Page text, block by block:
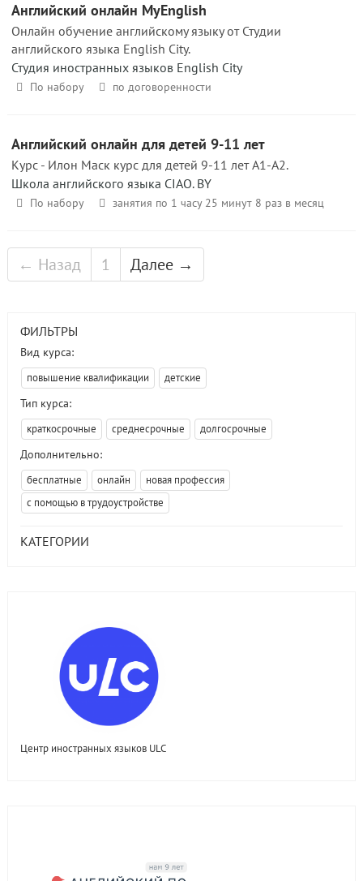
Английский онлайн MyEnglish
Онлайн обучение английскому языку от Студии
английского языка English City.
Студия иностранных языков English City
По набору по договоренности
Английский онлайн для детей 9-11 лет
Курс - Илон Маск курс для детей 9-11 лет A1-A2.
Школа английского языка CIAO. BY
По набору занятия по 1 часу 25 минут 8 раз в месяц
← Назад 1 Далее →
ФИЛЬТРЫ
Вид курса:
повышение квалификации детские
Тип курса:
краткосрочные среднесрочные долгосрочные
Дополнительно:
бесплатные онлайн
новая профессия
с помощью в трудоустройстве
КАТЕГОРИИ
Центр иностранных языков ULC